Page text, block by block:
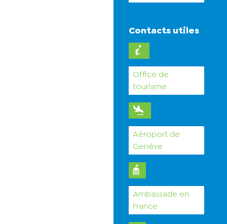
Contacts utiles
Office de
tourisme
Aéroport de
Genève
Ambassade en
France